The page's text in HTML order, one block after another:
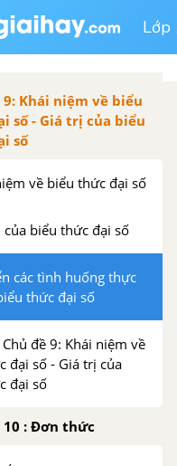
Lớp
chương 3
BIỂU THỨC ĐẠI SỐ
9: Khái niệm về biểu
số - Giá trị của biểu
số
về biểu thức đại số
của biểu thức đại số
các tình huống thực
thức đại số
đề 9: Khái niệm về
đại số - Giá trị của
đại số
10 : Đơn thức